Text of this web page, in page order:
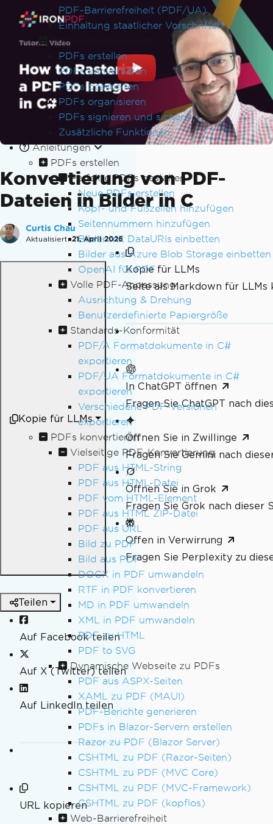
PDF-Barrierefreiheit (PDF/UA)
Einhaltung staatlicher Vorschriften
Funktionsanleitungen
PDFs erstellen
PDFs konvertieren
PDFs bearbeiten
PDFs organisieren
PDFs signieren und sichern
Zusätzliche Funktionen
Anleitungen
PDFs erstellen
Perfekte PDFs gestalten
Neue PDFs erstellen
Kopf- und Fußzeilen hinzufügen
Seitennummern hinzufügen
Bilder mit DataURIs einbetten
Bilder aus Azure Blob Storage einbetten
OpenAI für PDF
Volle PDF-Anpassung
Ausrichtung & Drehung
Benutzerdefinierte Papiergröße
Standards-Konformität
PDF/A Formatdokumente in C#
exportieren
PDF/UA Formatdokumente in C#
exportieren
Verschiedene PDF-Versionen
exportieren
PDFs konvertieren
Vielseitige PDF-Konvertierung
PDF aus HTML-String
PDF aus HTML-Datei
PDF vom HTML-Element
PDF aus HTML ZIP-Datei
PDF aus URL
Bild zu PDF
Bild aus PDF
DOCX in PDF umwandeln
RTF in PDF konvertieren
MD in PDF umwandeln
XML in PDF umwandeln
PDF zu HTML
PDF to SVG
Dynamische Webseite zu PDFs
PDF aus ASPX-Seiten
XAML zu PDF (MAUI)
PDF-Berichte generieren
PDFs in Blazor-Servern erstellen
Razor zu PDF (Blazor Server)
CSHTML zu PDF (Razor-Seiten)
CSHTML zu PDF (MVC Core)
CSHTML zu PDF (MVC-Framework)
CSHTML zu PDF (kopflos)
Web-Barrierefreiheit
Konvertierung von PDF-
Dateien in Bilder in C
Curtis Chau
Aktualisiert: 21. April 2026
Kopie für LLMs
Kopie für LLMs
Seite als Markdown für LLMs
In ChatGPT öffnen
Fragen Sie ChatGPT nach
Öffnen Sie in Zwillinge
Fragen Sie Gemini nach
Öffnen Sie in Grok
Fragen Sie Grok nach dieser
Offen in Verwirrung
Fragen Sie Perplexity zu
Teilen
Auf Facebook teilen
Auf X (Twitter) teilen
Auf LinkedIn teilen
URL kopieren